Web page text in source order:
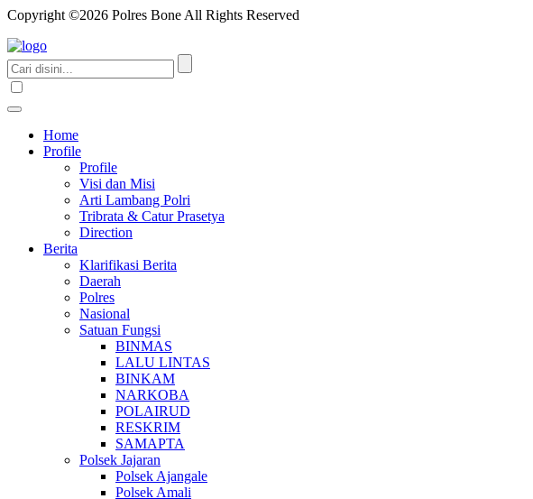
Copyright ©2026 Polres Bone All Rights Reserved
Home
Profile
Profile
Visi dan Misi
Arti Lambang Polri
Tribrata & Catur Prasetya
Direction
Berita
Klarifikasi Berita
Daerah
Polres
Nasional
Satuan Fungsi
BINMAS
LALU LINTAS
BINKAM
NARKOBA
POLAIRUD
RESKRIM
SAMAPTA
Polsek Jajaran
Polsek Ajangale
Polsek Amali